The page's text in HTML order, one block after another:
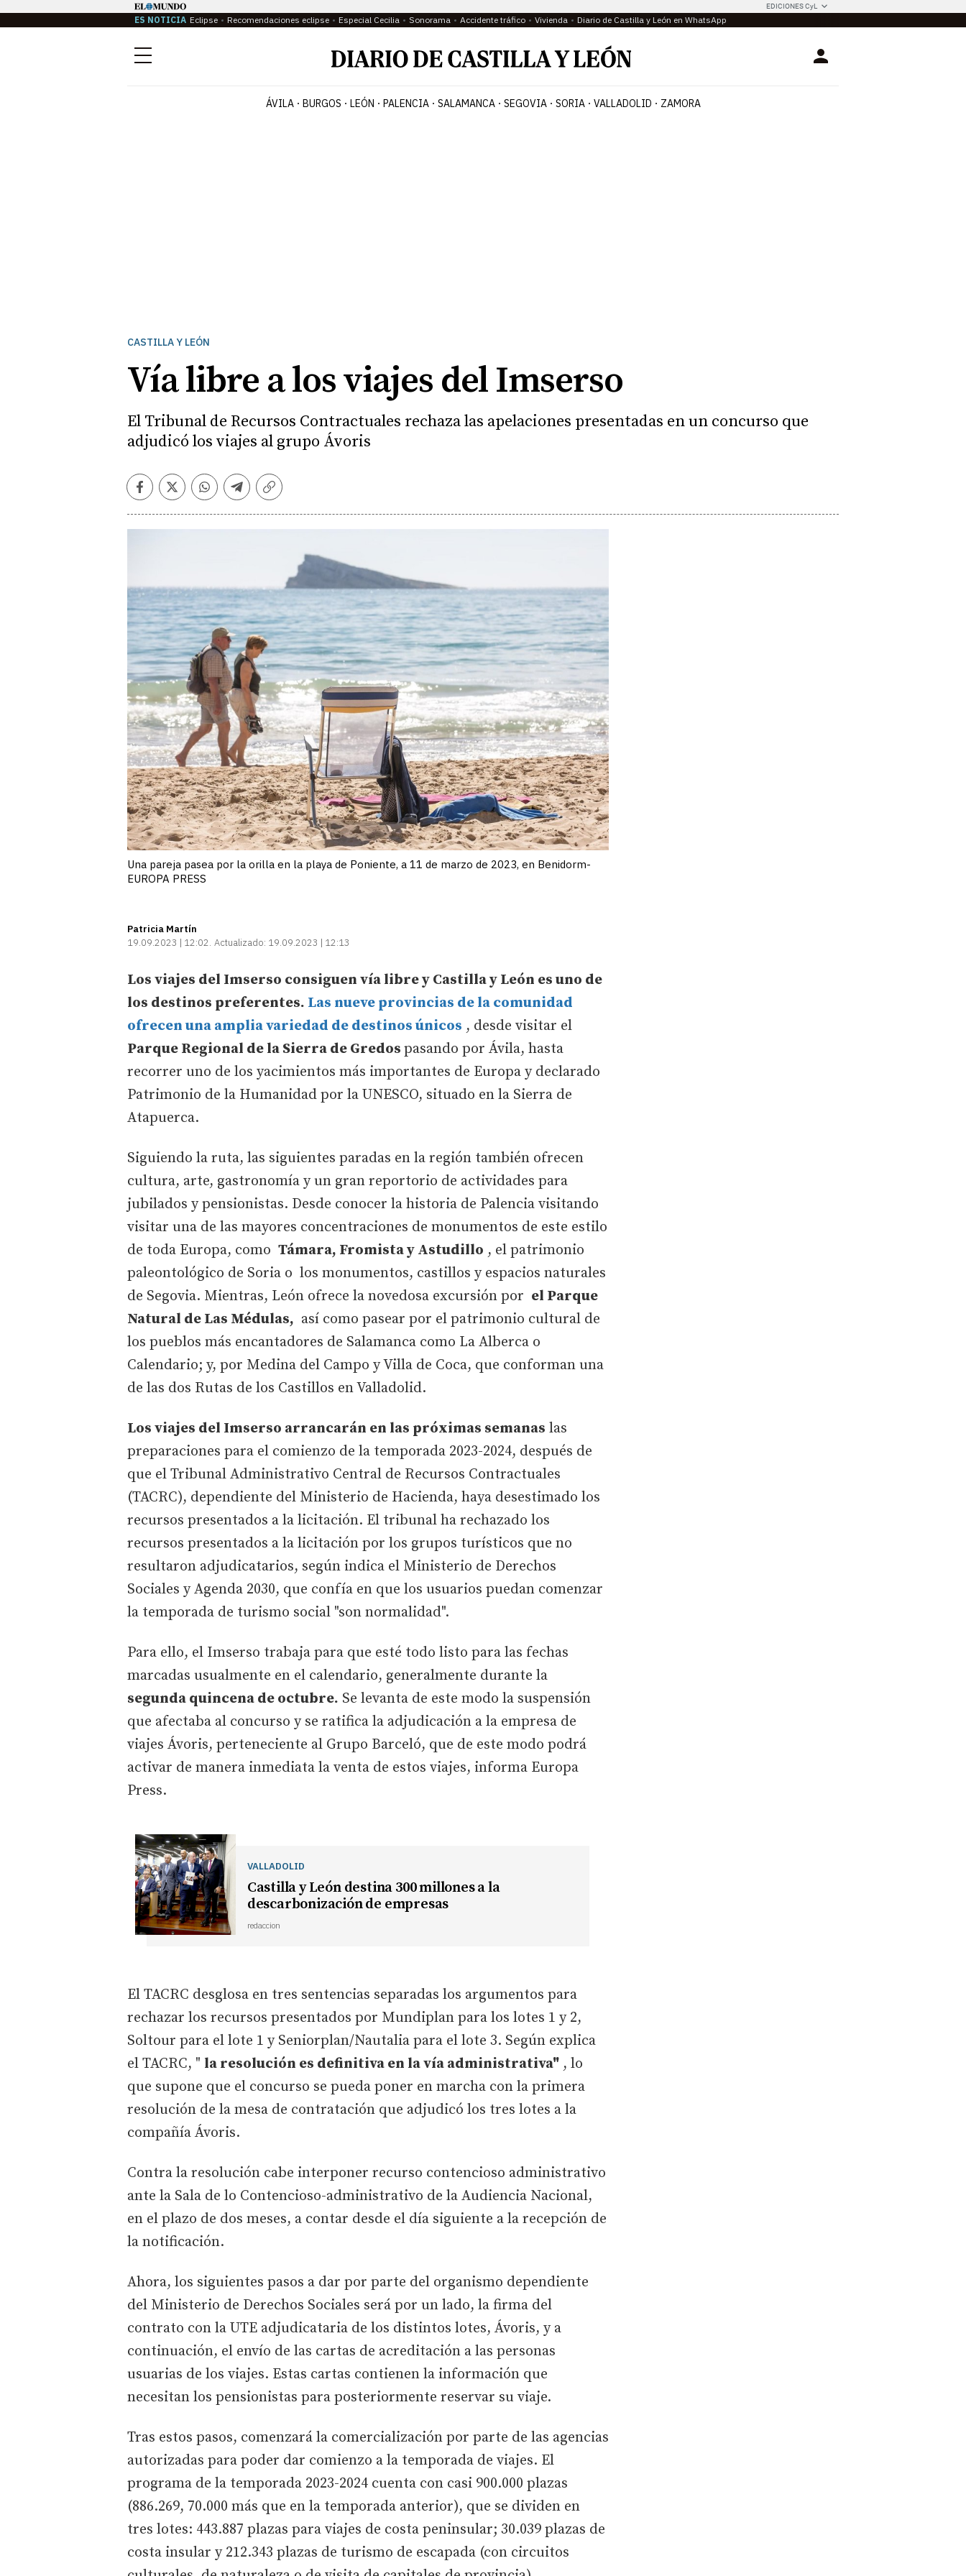
EDICIONES CyL
ES NOTICIA Eclipse Recomendaciones eclipse Especial Cecilia Sonorama Accidente tráfico Vivienda Diario de Castilla y León en WhatsApp
Menú Login
ÁVILA BURGOS LEÓN PALENCIA SALAMANCA SEGOVIA SORIA VALLADOLID ZAMORA
CASTILLA Y LEÓN
Vía libre a los viajes del Imserso
El Tribunal de Recursos Contractuales rechaza las apelaciones presentadas en un concurso que
adjudicó los viajes al grupo Ávoris
Facebook
TwitterWhatsapp
Telegram
Copiar
Una pareja pasea por la orilla en la playa de Poniente, a 11 de marzo de 2023, en Benidorm-
EUROPA PRESS
Patricia Martín
19.09.2023 | 12:02 Actualizado: 19.09.2023 | 12:13
Los viajes del Imserso consiguen vía libre y Castilla y León es uno de
los destinos preferentes. Las nueve provincias de la comunidad
ofrecen una amplia variedad de destinos únicos , desde visitar el
Parque Regional de la Sierra de Gredos pasando por Ávila, hasta
recorrer uno de los yacimientos más importantes de Europa y declarado
Patrimonio de la Humanidad por la UNESCO, situado en la Sierra de
Atapuerca.
Siguiendo la ruta, las siguientes paradas en la región también ofrecen
cultura, arte, gastronomía y un gran reportorio de actividades para
jubilados y pensionistas. Desde conocer la historia de Palencia visitando
visitar una de las mayores concentraciones de monumentos de este estilo
de toda Europa, como Támara, Fromista y Astudillo , el patrimonio
paleontológico de Soria o los monumentos, castillos y espacios naturales
de Segovia. Mientras, León ofrece la novedosa excursión por el Parque
Natural de Las Médulas, así como pasear por el patrimonio cultural de
los pueblos más encantadores de Salamanca como La Alberca o
Calendario; y, por Medina del Campo y Villa de Coca, que conforman una
de las dos Rutas de los Castillos en Valladolid.
Los viajes del Imserso arrancarán en las próximas semanas las
preparaciones para el comienzo de la temporada 2023-2024, después de
que el Tribunal Administrativo Central de Recursos Contractuales
(TACRC), dependiente del Ministerio de Hacienda, haya desestimado los
recursos presentados a la licitación. El tribunal ha rechazado los
recursos presentados a la licitación por los grupos turísticos que no
resultaron adjudicatarios, según indica el Ministerio de Derechos
Sociales y Agenda 2030, que confía en que los usuarios puedan comenzar
la temporada de turismo social "son normalidad".
Para ello, el Imserso trabaja para que esté todo listo para las fechas
marcadas usualmente en el calendario, generalmente durante la
segunda quincena de octubre. Se levanta de este modo la suspensión
que afectaba al concurso y se ratifica la adjudicación a la empresa de
viajes Ávoris, perteneciente al Grupo Barceló, que de este modo podrá
activar de manera inmediata la venta de estos viajes, informa Europa
Press.
VALLADOLID
Castilla y León destina 300 millones a la
descarbonización de empresas
redaccion
El TACRC desglosa en tres sentencias separadas los argumentos para
rechazar los recursos presentados por Mundiplan para los lotes 1 y 2,
Soltour para el lote 1 y Seniorplan/Nautalia para el lote 3. Según explica
el TACRC, " la resolución es definitiva en la vía administrativa" , lo
que supone que el concurso se pueda poner en marcha con la primera
resolución de la mesa de contratación que adjudicó los tres lotes a la
compañía Ávoris.
Contra la resolución cabe interponer recurso contencioso administrativo
ante la Sala de lo Contencioso-administrativo de la Audiencia Nacional,
en el plazo de dos meses, a contar desde el día siguiente a la recepción de
la notificación.
Ahora, los siguientes pasos a dar por parte del organismo dependiente
del Ministerio de Derechos Sociales será por un lado, la firma del
contrato con la UTE adjudicataria de los distintos lotes, Ávoris, y a
continuación, el envío de las cartas de acreditación a las personas
usuarias de los viajes. Estas cartas contienen la información que
necesitan los pensionistas para posteriormente reservar su viaje.
Tras estos pasos, comenzará la comercialización por parte de las agencias
autorizadas para poder dar comienzo a la temporada de viajes. El
programa de la temporada 2023-2024 cuenta con casi 900.000 plazas
(886.269, 70.000 más que en la temporada anterior), que se dividen en
tres lotes: 443.887 plazas para viajes de costa peninsular; 30.039 plazas de
costa insular y 212.343 plazas de turismo de escapada (con circuitos